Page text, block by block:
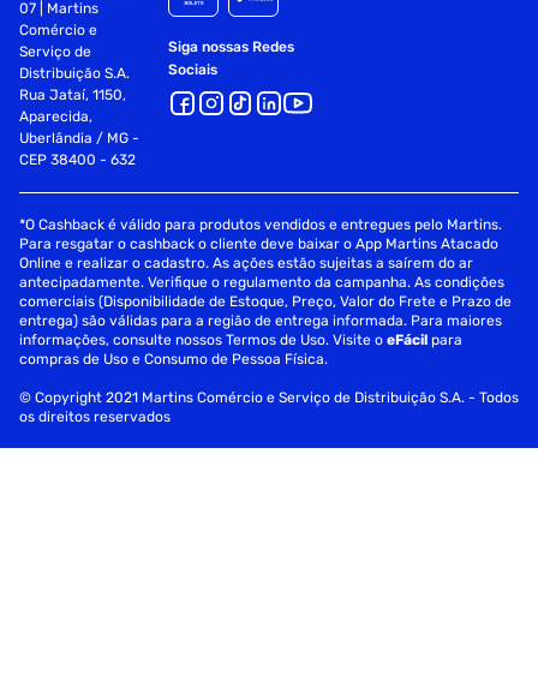
07 | Martins
Comércio e
Serviço de
Distribuição S.A.
Rua Jataí, 1150,
Aparecida,
Uberlândia / MG -
CEP 38400 - 632
Siga nossas Redes
Sociais
*O Cashback é válido para produtos vendidos e entregues pelo Martins.
Para resgatar o cashback o cliente deve baixar o App Martins Atacado
Online e realizar o cadastro. As ações estão sujeitas a saírem do ar
antecipadamente. Verifique o regulamento da campanha. As condições
comerciais (Disponibilidade de Estoque, Preço, Valor do Frete e Prazo de
entrega) são válidas para a região de entrega informada. Para maiores
informações, consulte nossos Termos de Uso. Visite oeFácil para
compras de Uso e Consumo de Pessoa Física.
© Copyright 2021 Martins Comércio e Serviço de Distribuição S.A. - Todos
os direitos reservados